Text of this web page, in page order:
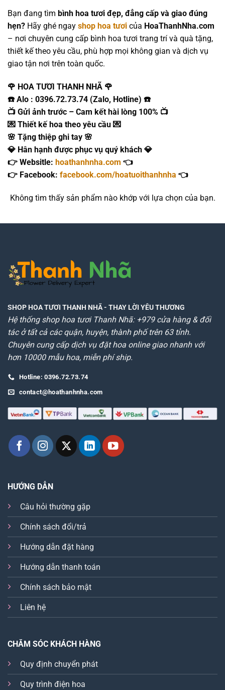
Bạn đang tìm bình hoa tươi đẹp, đẳng cấp và giao đúng
hẹn? Hãy ghé ngay shop hoa tươi của HoaThanhNha.com
– nơi chuyên cung cấp bình hoa tươi trang trí và quà tặng,
thiết kế theo yêu cầu, phù hợp mọi không gian và dịch vụ
giao tận nơi trên toàn quốc.
🌹 HOA TƯƠI THANH NHÃ 🌹
☎️ Alo : 0396.72.73.74 (Zalo, Hotline) ☎️
📺 Gửi ảnh trước – Cam kết hài lòng 100% 📺
💌 Thiết kế hoa theo yêu cầu 💌
🌸 Tặng thiệp ghi tay 🌸
💎 Hân hạnh được phục vụ quý khách 💎
👉 Websitle: hoathanhnha.com 👈
👉 Facebook: facebook.com/hoatuoithanhnha 👈
Không tìm thấy sản phẩm nào khớp với lựa chọn của bạn.
SHOP HOA TƯƠI THANH NHÃ- THAY LỜI YÊU THƯƠNG
Hệ thống shop hoa tươi Thanh Nhã: +979 cửa hàng & đối
tác ở tất cả các quận, huyện, thành phố trên 63 tỉnh.
Chuyên cung cấp dịch vụ đặt hoa online giao nhanh với
hơn 10000 mẫu hoa, miễn phí ship.
Hotline: 0396.72.73.74
contact@hoathanhnha.com
HƯỚNG DẪN
Câu hỏi thường gặp
Chính sách đổi/trả
Hướng dẫn đặt hàng
Hướng dẫn thanh toán
Chính sách bảo mật
Liên hệ
CHĂM SÓC KHÁCH HÀNG
Quy định chuyển phát
Quy trình điện hoa